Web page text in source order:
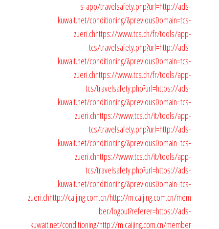
s-app/travelsafety.php?url=http://ads-
kuwait.net/conditioning/&previousDomain=tcs-
zueri.chhttps://www.tcs.ch/fr/tools/app-
tcs/travelsafety.php?url=http://ads-
kuwait.net/conditioning/&previousDomain=tcs-
zueri.chhttps://www.tcs.ch/fr/tools/app-
tcs/travelsafety.php?url=https://ads-
kuwait.net/conditioning/&previousDomain=tcs-
zueri.chhttps://www.tcs.ch/it/tools/app-
tcs/travelsafety.php?url=http://ads-
kuwait.net/conditioning/&previousDomain=tcs-
zueri.chhttps://www.tcs.ch/it/tools/app-
tcs/travelsafety.php?url=https://ads-
kuwait.net/conditioning/&previousDomain=tcs-
zueri.chhttp://caijing.com.cn/http://m.caijing.com.cn/mem
ber/logout?referer=https://ads-
kuwait.net/conditioning/http://m.caijing.com.cn/member